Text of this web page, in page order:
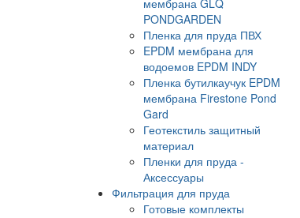
PONDGARDEN
Пленка для пруда ПВХ
EPDM мембрана для
водоемов EPDM INDY
Пленка бутилкаучук EPDM
мембрана Firestone Pond
Gard
Геотекстиль защитный
материал
Пленки для пруда -
Аксессуары
Фильтрация для пруда
Готовые комплекты